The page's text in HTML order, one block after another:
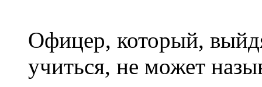
Офицер, который,
учиться, не может